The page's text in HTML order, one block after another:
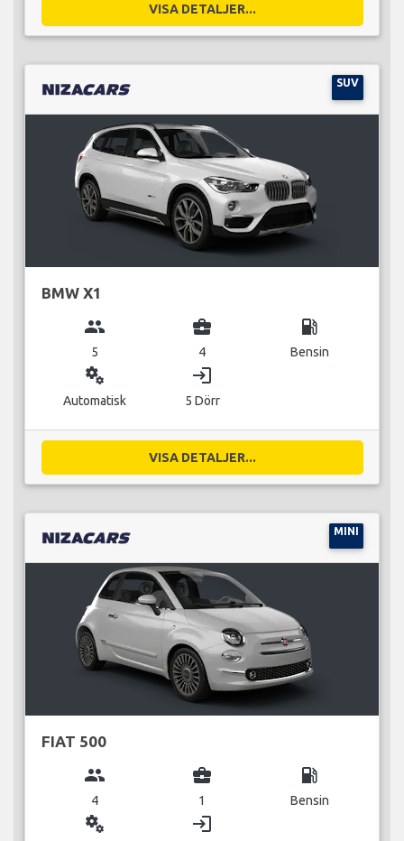
VISA DETALJER...
SUV
BMW X1
group
5
business_center
4
local_gas_station
Bensin
miscellaneous_services
Automatisk
login
5 Dörr
VISA DETALJER...
MINI
FIAT 500
group
4
business_center
1
local_gas_station
Bensin
miscellaneous_services login